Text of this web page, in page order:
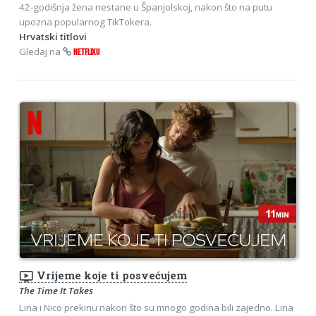
42-godišnja žena nestane u Španjolskoj, nakon što na putu
upozna popularnog TikTokera.
Hrvatski titlovi
Gledaj na
NETFLIXU
ondemand_video Vrijeme koje ti posvećujem
The Time It Takes
Lina i Nico prekinu nakon što su mnogo godina bili zajedno. Lina